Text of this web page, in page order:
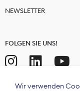
NEWSLETTER
FOLGEN SIE UNS!
Wir verwenden